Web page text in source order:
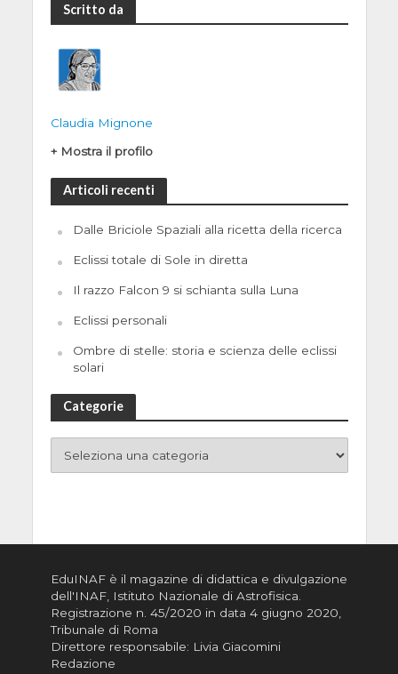
Scritto da
Claudia Mignone
+ Mostra il profilo
Articoli recenti
Dalle Briciole Spaziali alla ricetta della ricerca
Eclissi totale di Sole in diretta
Il razzo Falcon 9 si schianta sulla Luna
Eclissi personali
Ombre di stelle: storia e scienza delle eclissi
solari
Categorie
EduINAF è il magazine di didattica e divulgazione
dell'INAF, Istituto Nazionale di Astrofisica
Registrazione n. 45/2020 in data 4 giugno 2020,
Tribunale di Roma
Direttore responsabile: Livia Giacomini
Redazione